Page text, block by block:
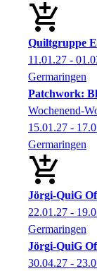
Quiltgruppe
11.01.27 -
Germaringen
Patchwork:
Wochenend-
15.01.27 -
Germaringen
Jörgi-QuiG
22.01.27 -
Germaringen
Jörgi-QuiG
30.04.27 -